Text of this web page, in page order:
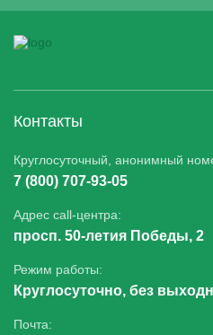
Контакты
Круглосуточный, анонимный
7 (800) 707-93-05
Адрес call-центра:
просп. 50-летия Победы, 2
Режим работы:
Круглосуточно, без
Почта: